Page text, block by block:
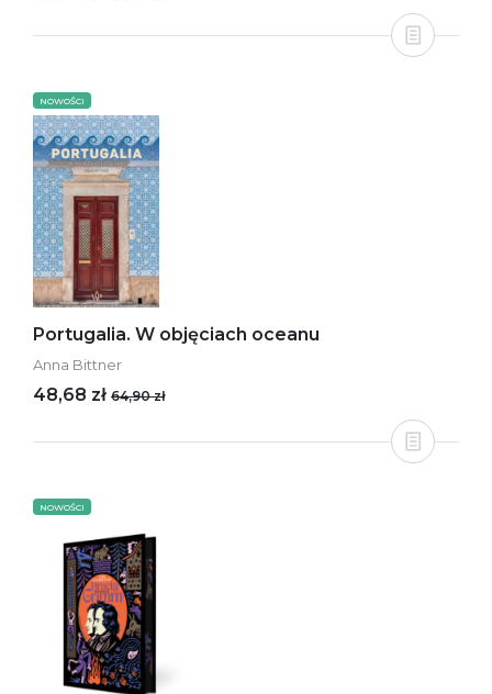
NOWOŚCI
Portugalia. W objęciach oceanu
Anna Bittner
48,68 zł 64,90 zł
NOWOŚCI